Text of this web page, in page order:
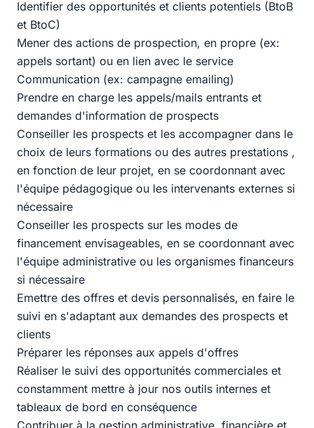
Identifier des opportunités et clients potentiels (BtoB
et BtoC)
Mener des actions de prospection, en propre (ex:
appels sortant) ou en lien avec le service
Communication (ex: campagne emailing)
Prendre en charge les appels/mails entrants et
demandes d'information de prospects
Conseiller les prospects et les accompagner dans le
choix de leurs formations ou des autres prestations ,
en fonction de leur projet, en se coordonnant avec
l'équipe pédagogique ou les intervenants externes si
nécessaire
Conseiller les prospects sur les modes de
financement envisageables, en se coordonnant avec
l'équipe administrative ou les organismes financeurs
si nécessaire
Emettre des offres et devis personnalisés, en faire le
suivi en s'adaptant aux demandes des prospects et
clients
Préparer les réponses aux appels d'offres
Réaliser le suivi des opportunités commerciales et
constamment mettre à jour nos outils internes et
tableaux de bord en conséquence
Contribuer à la gestion administrative, financière et